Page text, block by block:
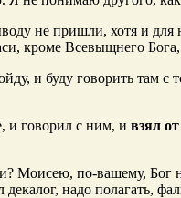
не пришли, хотя и
кроме Всевыщнего
и буду говорить там с
и говорил с ним, и взял
Моисею, по-вашему, Бог
декалог, надо полагать,